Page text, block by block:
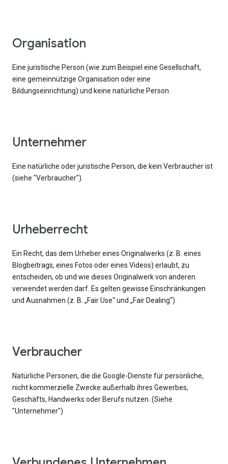
Organisation
Eine juristische Person (wie zum Beispiel eine Gesellschaft,
eine gemeinnützige Organisation oder eine
Bildungseinrichtung) und keine natürliche Person.
Unternehmer
Eine natürliche oder juristische Person, die kein Verbraucher ist
(siehe "Verbraucher").
Urheberrecht
Ein Recht, das dem Urheber eines Originalwerks (z. B. eines
Blogbeitrags, eines Fotos oder eines Videos) erlaubt, zu
entscheiden, ob und wie dieses Originalwerk von anderen
verwendet werden darf. Es gelten gewisse Einschränkungen
und Ausnahmen (z. B. „Fair Use“ und „Fair Dealing“).
Verbraucher
Natürliche Personen, die die Google-Dienste für persönliche,
nicht kommerzielle Zwecke außerhalb ihres Gewerbes,
Geschäfts, Handwerks oder Berufs nutzen. (Siehe
"Unternehmer")